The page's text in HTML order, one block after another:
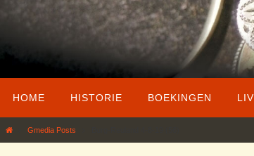
naar
de
HOME HISTORIE BOEKINGEN
HomeGmedia Posts